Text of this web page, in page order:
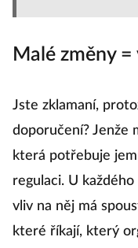
Malé změny
Jste zklamaní,
doporučení? Jenže
která potřebuje
regulaci. U
vliv na něj má
které říkají, který